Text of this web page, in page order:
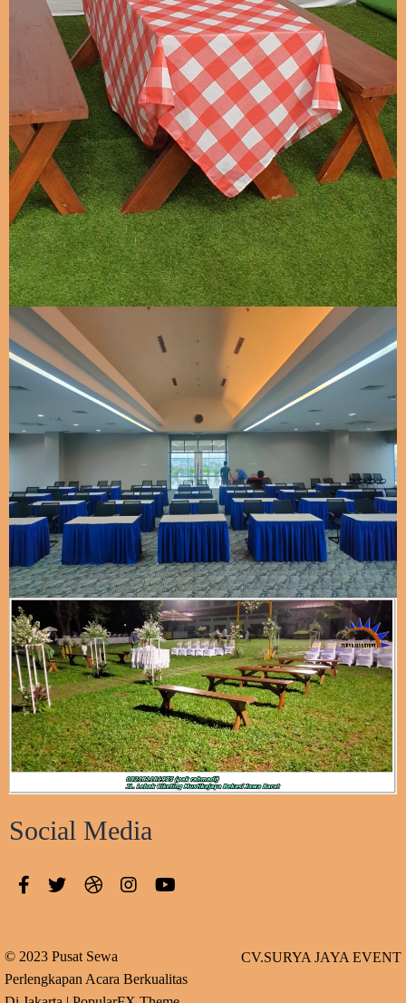
Social Media
© 2023 Pusat Sewa
Perlengkapan Acara Berkualitas
CV.SURYA JAYA EVENT